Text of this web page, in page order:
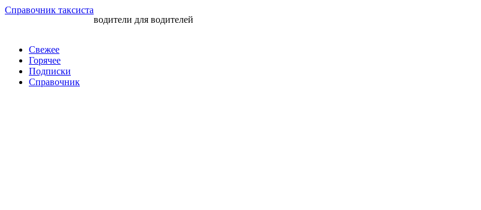
Перейти
Справочник таксиста
водители для водителей
Свежее
Горячее
Подписки
Справочник